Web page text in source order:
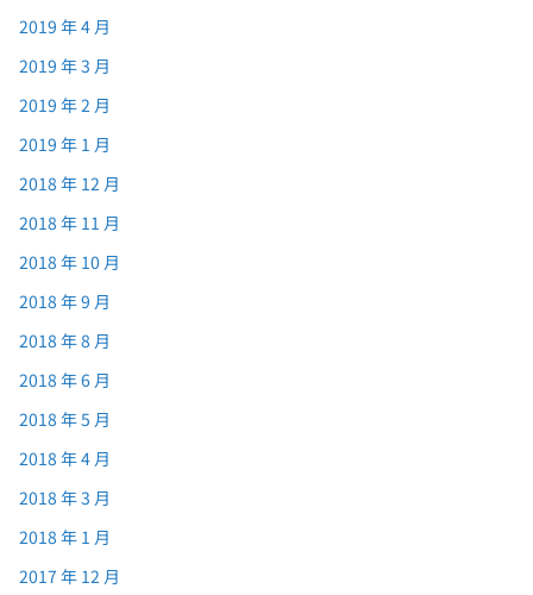
2019 年 4 月
2019 年 3 月
2019 年 2 月
2019 年 1 月
2018 年 12 月
2018 年 11 月
2018 年 10 月
2018 年 9 月
2018 年 8 月
2018 年 6 月
2018 年 5 月
2018 年 4 月
2018 年 3 月
2018 年 1 月
2017 年 12 月